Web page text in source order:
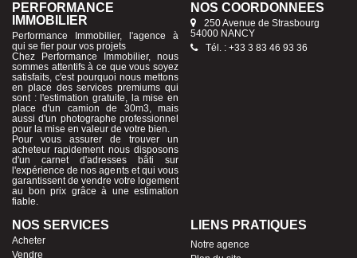
PERFORMANCE
IMMOBILIER
Performance Immobilier, l'agence à
qui se fier pour vos projets
Chez Performance Immobilier, nous
sommes attentifs à ce que vous soyez
satisfaits, c'est pourquoi nous mettons
en place des services premiums qui
sont : l'estimation gratuite, la mise en
place d'un camion de 30m3, mais
aussi d'un photographe professionnel
pour la mise en valeur de votre bien.
Pour vous assurer de trouver un
acheteur rapidement nous disposons
d'un carnet d'adresses bâti sur
l'expérience de nos agents et qui vous
garantissent de vendre votre logement
au bon prix grâce à une estimation
fiable.
NOS COORDONNÉES
250 Avenue de Strasbourg
54000 NANCY
Tél. : +33 3 83 46 93 36
NOS SERVICES
Acheter
Vendre
LIENS PRATIQUES
Notre agence